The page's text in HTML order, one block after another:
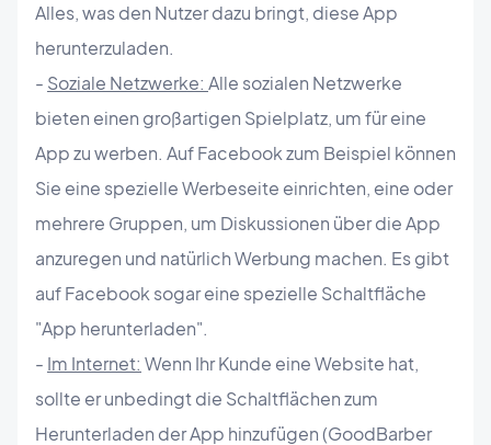
Alles, was den Nutzer dazu bringt, diese App
herunterzuladen.
- Soziale Netzwerke: Alle sozialen Netzwerke
bieten einen großartigen Spielplatz, um für eine
App zu werben. Auf Facebook zum Beispiel können
Sie eine spezielle Werbeseite einrichten, eine oder
mehrere Gruppen, um Diskussionen über die App
anzuregen und natürlich Werbung machen. Es gibt
auf Facebook sogar eine spezielle Schaltfläche
"App herunterladen".
- Im Internet: Wenn Ihr Kunde eine Website hat,
sollte er unbedingt die Schaltflächen zum
Herunterladen der App hinzufügen (GoodBarber